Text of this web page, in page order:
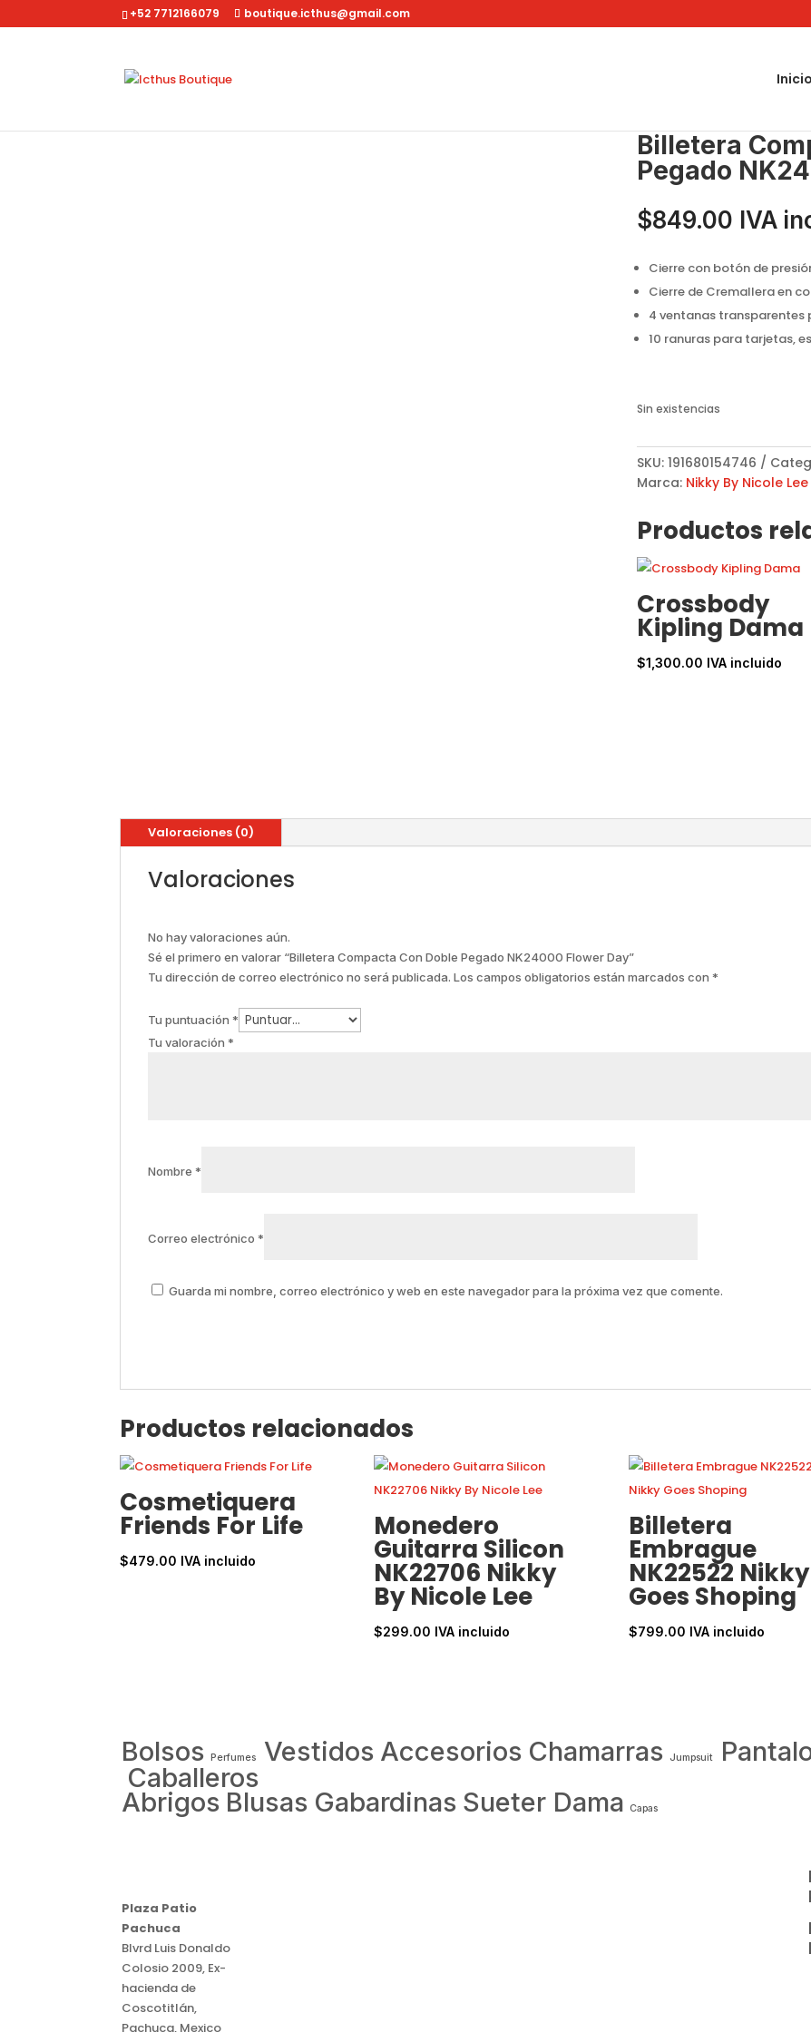
+52 7712166079 boutique.icthus@gmail.com
Inicio
Billetera
Pegado
$849.00 IVA
Cierre con botón de
Cierre de Cremallera en
4 ventanas
10 ranuras para tarjetas,
Sin existencias
SKU: 191680154746
Marca: Nikky By Nicole Lee
Productos
Crossbody
Kipling Dama
$1,300.00 IVA incluido
Valoraciones (0)
Valoraciones
No hay valoraciones aún.
Sé el primero en valorar “Billetera Compacta Con Doble Pegado NK24000 Flower Day”
Tu dirección de correo electrónico no será publicada. Los campos obligatorios están marcados con *
Tu puntuación *
Tu valoración *
Nombre *
Correo electrónico *
Guarda mi nombre, correo electrónico y web en este navegador para la próxima vez que comente.
Productos relacionados
Cosmetiquera
Friends For Life
$479.00 IVA incluido
Monedero
Guitarra Silicon
NK22706 Nikky
By Nicole Lee
$299.00 IVA incluido
Billetera
Embrague
NK22522 Nikky
Goes Shoping
$799.00 IVA incluido
Bolsos Perfumes Vestidos Accesorios Chamarras Jumpsuit
Caballeros
Abrigos Blusas Gabardinas Sueter Dama Capas
Plaza Patio
Pachuca
Blvrd Luis Donaldo
Colosio 2009, Ex-
hacienda de
Coscotitlán,
Pachuca, Mexico